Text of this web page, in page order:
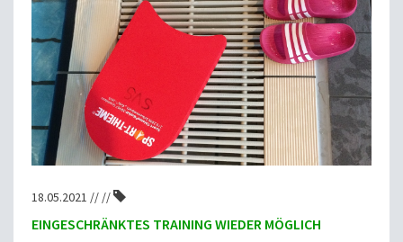
18.05.2021 // //
EINGESCHRÄNKTES TRAINING WIEDER MÖGLICH